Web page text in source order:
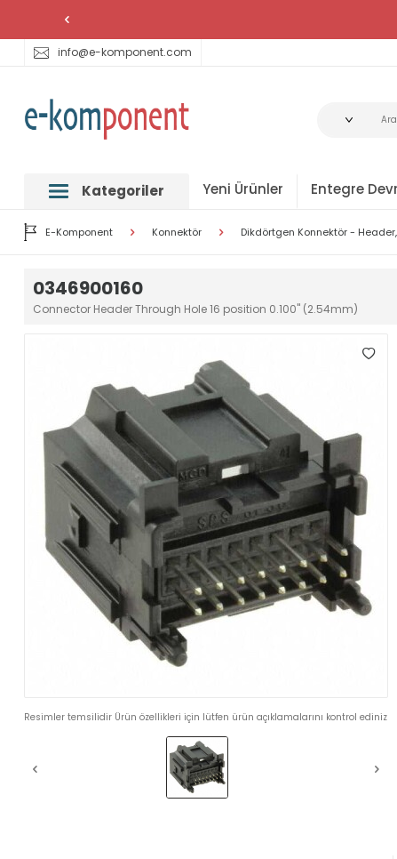
info@e-komponent.com
Kategoriler Yeni Ürünler Entegre
E-Komponent Konnektör Dikdörtgen Konnektör -
0346900160
Connector Header Through Hole 16 position 0.100" (2.54mm)
Resimler temsilidir Ürün özellikleri için lütfen ürün açıklamalarını kontrol ediniz